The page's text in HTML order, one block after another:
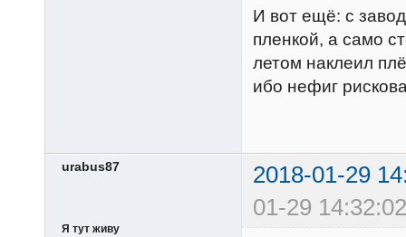
И вот ещё: с
пленкой, а само
летом наклеил
ибо нефиг
urabus87
2018-01-29
01-29
Я тут живу